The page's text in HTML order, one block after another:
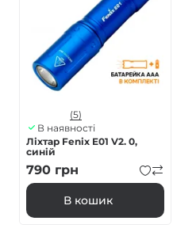
(5)
В наявності
Ліхтар Fenix E01 V2. 0,
синій
790 грн
В кошик